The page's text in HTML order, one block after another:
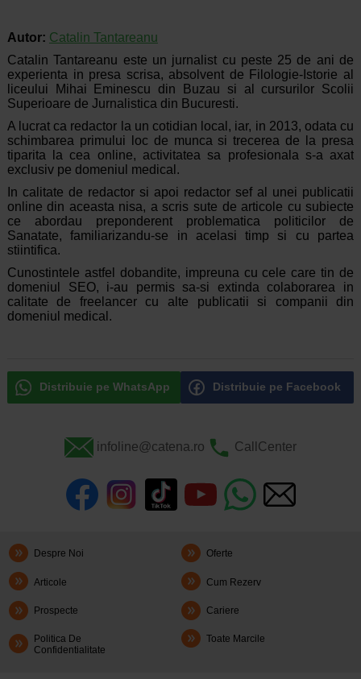
Autor: Catalin Tantareanu
Catalin Tantareanu este un jurnalist cu peste 25 de ani de
experienta in presa scrisa, absolvent de Filologie-Istorie al
liceului Mihai Eminescu din Buzau si al cursurilor Scolii
Superioare de Jurnalistica din Bucuresti.
A lucrat ca redactor la un cotidian local, iar, in 2013, odata cu
schimbarea primului loc de munca si trecerea de la presa
tiparita la cea online, activitatea sa profesionala s-a axat
exclusiv pe domeniul medical.
In calitate de redactor si apoi redactor sef al unei publicatii
online din aceasta nisa, a scris sute de articole cu subiecte
ce abordau preponderent problematica politicilor de
Sanatate, familiarizandu-se in acelasi timp si cu partea
stiintifica.
Cunostintele astfel dobandite, impreuna cu cele care tin de
domeniul SEO, i-au permis sa-si extinda colaborarea in
calitate de freelancer cu alte publicatii si companii din
domeniul medical.
Distribuie pe WhatsApp Distribuie pe Facebook
infoline@catena.ro CallCenter
Despre Noi Oferte
Articole Cum Rezerv
Prospecte Cariere
Politica De
Confidentialitate
Toate Marcile